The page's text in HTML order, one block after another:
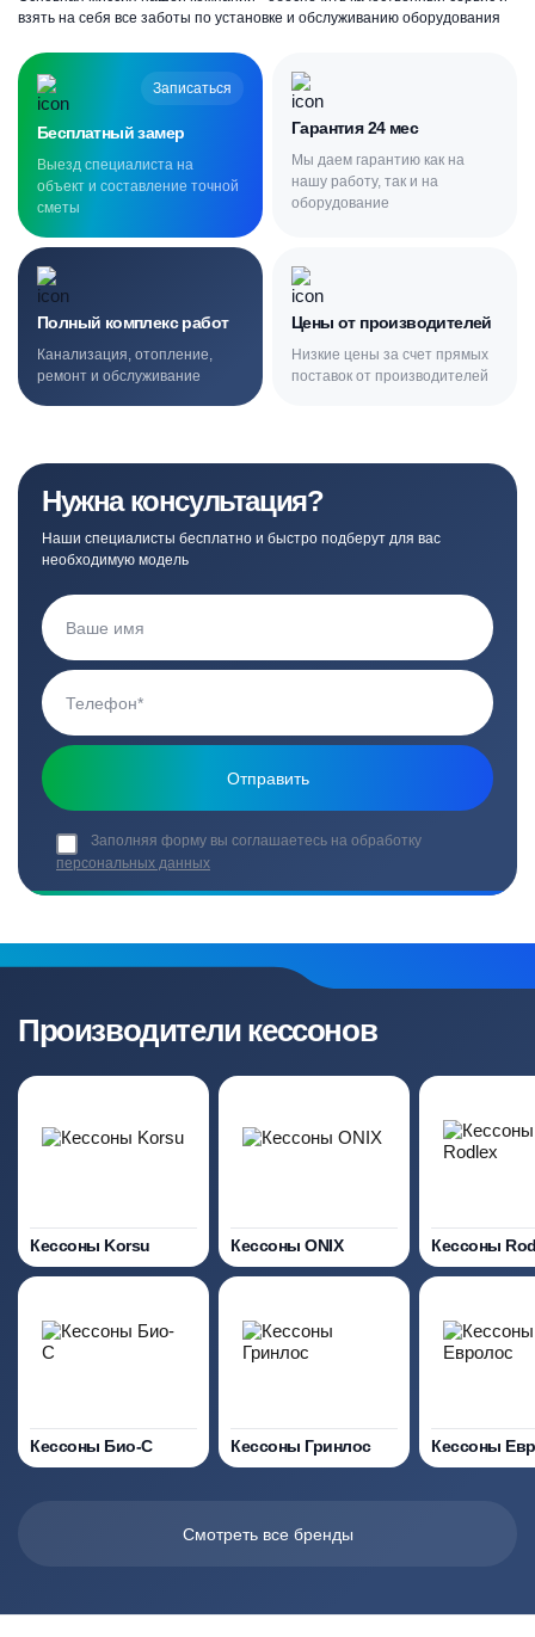
взять на себя все заботы по установке и обслуживанию оборудования
Записаться
Бесплатный замер
Выезд специалиста на
объект и составление точной
сметы
Гарантия 24 мес
Мы даем гарантию как на
нашу работу, так и на
оборудование
Полный комплекс работ
Канализация, отопление,
ремонт и обслуживание
Цены от производителей
Низкие цены за счет прямых
поставок от производителей
Нужна консультация?
Наши специалисты бесплатно и быстро подберут для вас
необходимую модель
Заполняя форму вы соглашаетесь на обработку
персональных данных
Производители кессонов
Кессоны Korsu Кессоны ONIX Кессоны
Кессоны Био-С Кессоны Гринлос Кессоны
Смотреть все бренды